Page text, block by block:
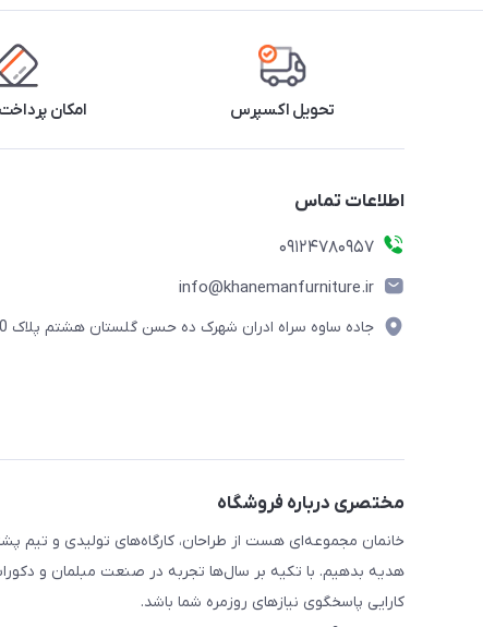
تحویل اکسپرس امکان
اطلاعات تماس
09124780957
info@khanemanfurniture.ir
جاده ساوه سراه ادران شهرک ده حسن گلستان هشتم پلاک 10
مختصری درباره فروشگاه
خانمان مجموعه‌ای هست از طراحان، کارگاه‌های تولیدی و تیم
هدیه بدهیم. با تکیه بر سال‌ها تجربه در صنعت مبلمان و
کارایی پاسخگوی نیازهای روزمره شما باشد.